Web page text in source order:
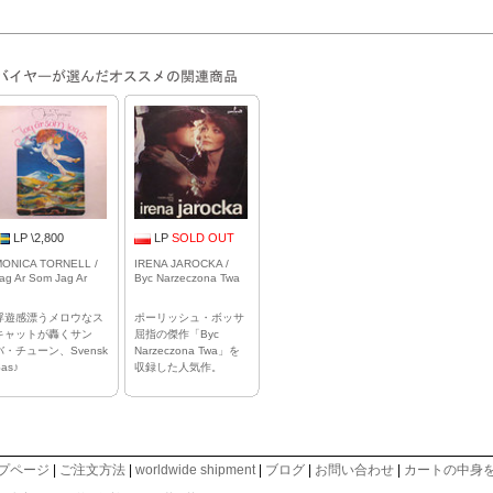
LP \2,800
TORNELL /
Ar Som Jag Ar
遊感漂うメロウなス
ャットが轟くサン
・チューン、Svensk
LP SOLD OUT
IRENA JAROCKA /
Byc Narzeczona Twa
ポーリッシュ・ボッサ
屈指の傑作「Byc
Narzeczona Twa」を
収録した人気作。
ページ | ご注文方法 | worldwide shipment | ブログ | お問い合わせ | カートの中身